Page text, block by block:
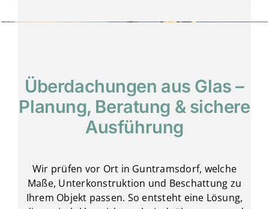
Überdachungen aus Glas –
Planung, Beratung & sichere
Ausführung
Wir prüfen vor Ort in Guntramsdorf, welche
Maße, Unterkonstruktion und Beschattung zu
Ihrem Objekt passen. So entsteht eine Lösung,